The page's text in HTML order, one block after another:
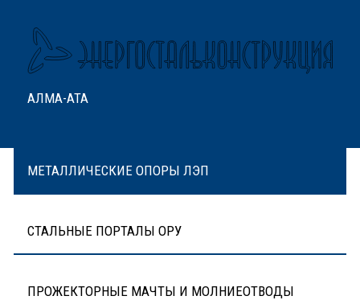
АЛМА-АТА
МЕТАЛЛИЧЕСКИЕ ОПОРЫ ЛЭП
СТАЛЬНЫЕ ПОРТАЛЫ ОРУ
ПРОЖЕКТОРНЫЕ МАЧТЫ И МОЛНИЕОТВОДЫ